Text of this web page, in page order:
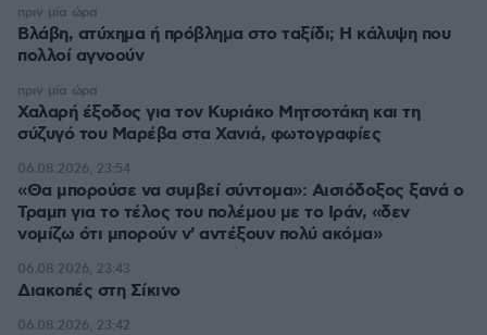
Βλάβη, ατύχημα ή πρόβλημα στο ταξίδι; Η κάλυψη που
πολλοί αγνοούν
πριν μία ώρα
Χαλαρή έξοδος για τον Κυριάκο Μητσοτάκη και τη
σύζυγό του Μαρέβα στα Χανιά, φωτογραφίες
πριν μία ώρα
«Θα μπορούσε να συμβεί σύντομα»: Αισιόδοξος ξανά ο
Τραμπ για το τέλος του πολέμου με το Ιράν, «δεν
νομίζω ότι μπορούν ν' αντέξουν πολύ ακόμα»
06.08.2026, 23:54
Διακοπές στη Σίκινο
06.08.2026, 23:43
06.08.2026, 23:42